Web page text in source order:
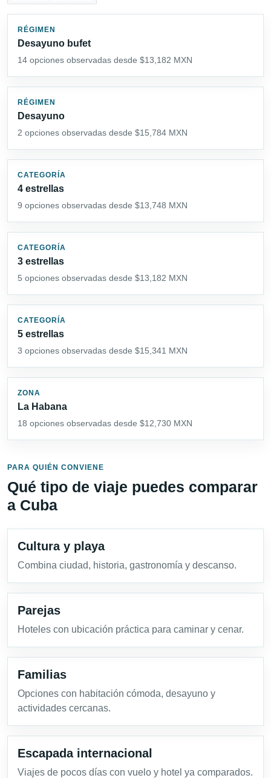
RÉGIMEN
Desayuno bufet
14 opciones observadas desde $13,182 MXN
RÉGIMEN
Desayuno
2 opciones observadas desde $15,784 MXN
CATEGORÍA
4 estrellas
9 opciones observadas desde $13,748 MXN
CATEGORÍA
3 estrellas
5 opciones observadas desde $13,182 MXN
CATEGORÍA
5 estrellas
3 opciones observadas desde $15,341 MXN
ZONA
La Habana
18 opciones observadas desde $12,730 MXN
PARA QUIÉN CONVIENE
Qué tipo de viaje puedes comparar
a Cuba
Cultura y playa
Combina ciudad, historia, gastronomía y descanso.
Parejas
Hoteles con ubicación práctica para caminar y cenar.
Familias
Opciones con habitación cómoda, desayuno y
actividades cercanas.
Escapada internacional
Viajes de pocos días con vuelo y hotel ya comparados.